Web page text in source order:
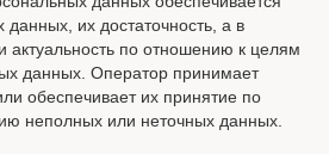
данных, их достаточность, а в
актуальность по отношению к целям
данных. Оператор принимает
обеспечивает их принятие по
неполных или неточных данных.